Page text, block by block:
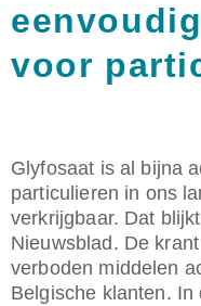
voor
Glyfosaat is al bijna
particulieren in ons
verkrijgbaar. Dat
Nieuwsblad. De
verboden middelen
Belgische klanten. In